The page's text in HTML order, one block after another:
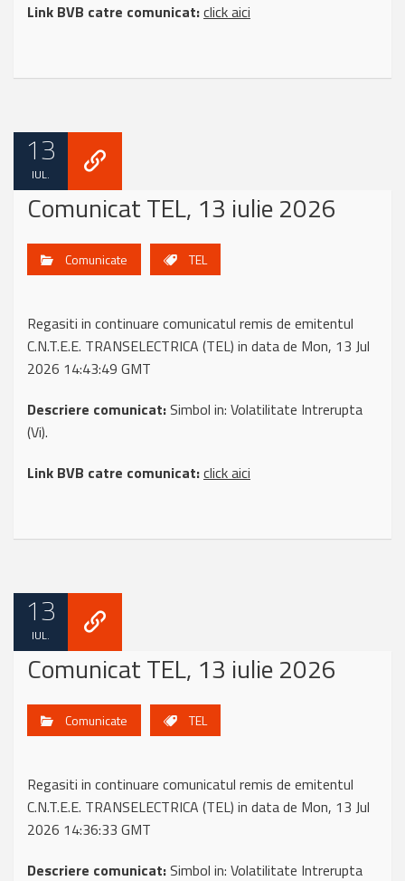
Link BVB catre comunicat:click aici
13
IUL.
Comunicat TEL, 13 iulie 2026
Comunicate TEL
Regasiti in continuare comunicatul remis de emitentul
C.N.T.E.E. TRANSELECTRICA (TEL) in data de Mon, 13 Jul
2026 14:43:49 GMT
Descriere comunicat:Simbol in: Volatilitate Intrerupta
(Vi).
Link BVB catre comunicat:click aici
13
IUL.
Comunicat TEL, 13 iulie 2026
Comunicate TEL
Regasiti in continuare comunicatul remis de emitentul
C.N.T.E.E. TRANSELECTRICA (TEL) in data de Mon, 13 Jul
2026 14:36:33 GMT
Descriere comunicat:Simbol in: Volatilitate Intrerupta